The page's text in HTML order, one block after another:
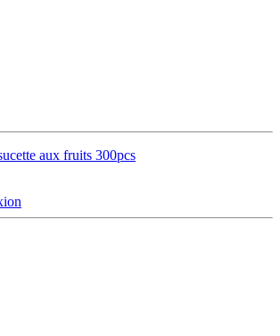
aux fruits 300pcs